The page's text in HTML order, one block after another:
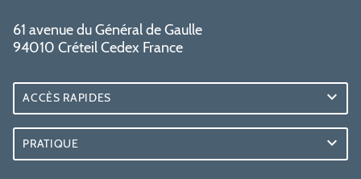
61 avenue du Général de Gaulle
94010 Créteil Cedex France
ACCÈS RAPIDES
PRATIQUE